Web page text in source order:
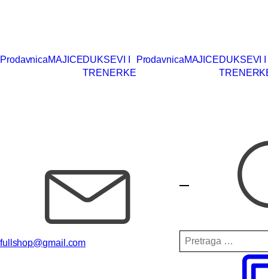
ProdavnicaMAJICEDUKSEVI I
TRENERKE
ProdavnicaMAJICEDUKSEVI I
fullshop@gmail.com
Pretraga
za: